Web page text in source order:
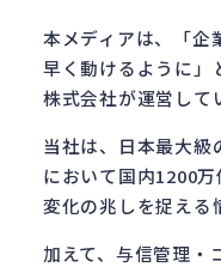
本メディアは、「企
早く動けるように
株式会社が運営して
当社は、日本最大級
において国内1200
変化の兆しを捉える
加えて、与信管理・